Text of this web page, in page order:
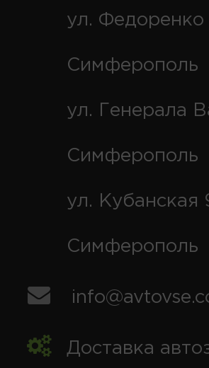
ул. Федоренко
Симферополь
ул. Генерала
Симферополь
ул. Кубанская
Симферополь
Доставка